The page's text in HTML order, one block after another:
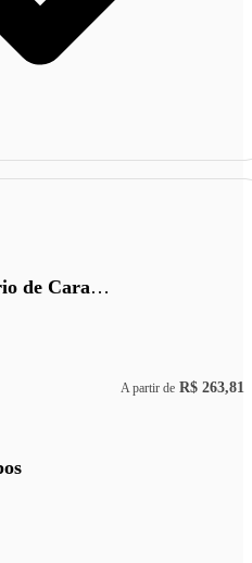
Terminal Rodoviário de Caratinga
A partir de R$ 263,81